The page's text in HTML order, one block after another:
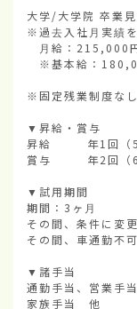
大学/大学院 卒業
※過去入社月実績
月給：215,000円
※基本給：
※固定残業制度なし
▼昇給・賞与
昇給        年1回（5
賞与        年2回（
▼試用期間
期間：3ヶ月
その間、条件に変
その間、車通勤不可
▼諸手当
通勤手当、営業手
家族手当　他